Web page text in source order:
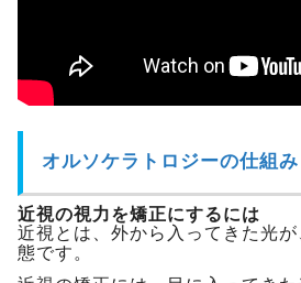
オルソケラトロジーの仕組み
近視の視力を矯正にするには
近視とは、外から入ってきた光
態です。